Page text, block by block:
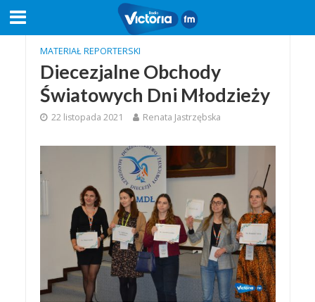
MATERIAŁ REPORTERSKI
Diecezjalne Obchody
Światowych Dni Młodzieży
22 listopada 2021 Renata Jastrzębska